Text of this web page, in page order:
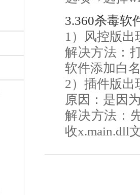
3.360杀毒软
1）风控版出
解决方法：
软件添加白
2）插件版出
原因：是因
解决方法：
收x.main.dll